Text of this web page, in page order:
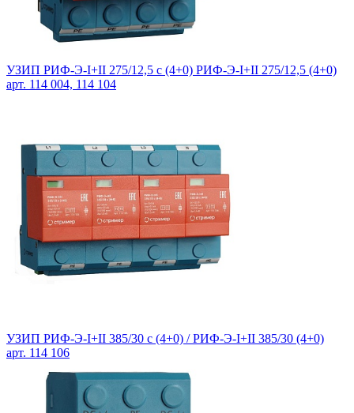
УЗИП РИФ-Э-I+II 275/12,5 с (4+0) РИФ-Э-I+II 275/12,5 (4+0)
арт. 114 004, 114 104
УЗИП РИФ-Э-I+II 385/30 с (4+0) / РИФ-Э-I+II 385/30 (4+0)
арт. 114 106